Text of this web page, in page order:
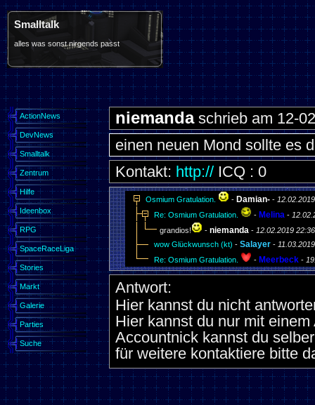
Smalltalk
alles was sonst nirgends passt
ActionNews
DevNews
Smalltalk
Zentrum
Hilfe
Ideenbox
RPG
SpaceRaceLiga
Stories
Markt
Galerie
Parties
Suche
niemandaschrieb am 12-
einen neuen Mond sollte es
Kontakt: http://ICQ : 0
Osmium Gratulation. - Damian--
Re: Osmium Gratulation.
- Melina -
grandios!
- niemanda - 12.02.2019
wow Glückwunsch (kt) - Salayer-
Re: Osmium Gratulation.
- Meerbeck-
Antwort:
Hier kannst du nicht
Hier kannst du nur mit
Accountnick kannst du
für weitere kontaktiere bitte